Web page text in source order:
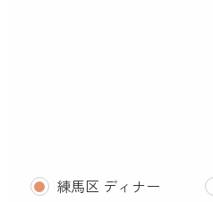
練馬区 ディナー